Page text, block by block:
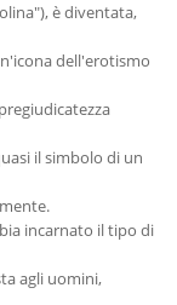
è diventata,
dell'erotismo
il simbolo di un
incarnato il tipo di
agli uomini,